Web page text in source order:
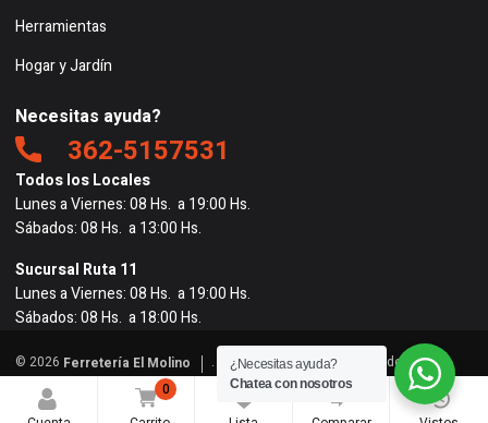
0
0
Herramientas
Hogar y Jardín
Necesitas ayuda?
362-5157531
Todos los Locales
Lunes a Viernes: 08 Hs. a 19:00 Hs.
Sábados: 08 Hs. a 13:00 Hs.
Sucursal Ruta 11
Lunes a Viernes: 08 Hs. a 19:00 Hs.
Sábados: 08 Hs. a 18:00 Hs.
© 2026 Ferretería El Molino
. Todos los derechos reservados. |
Powered by
BigRedes
¿Necesitas ayuda?
Chatea con nosotros